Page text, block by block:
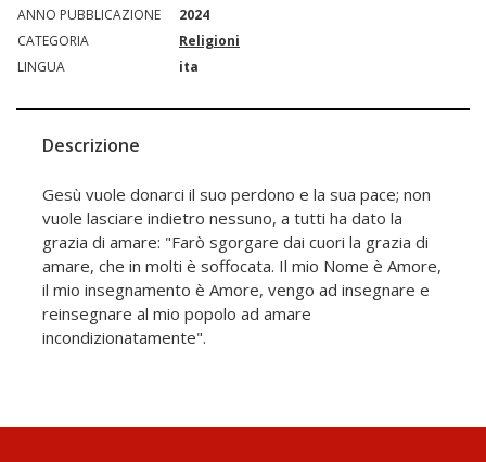
ANNO PUBBLICAZIONE
2024
CATEGORIA
Religioni
LINGUA
ita
Descrizione
Gesù vuole donarci il suo perdono e la sua pace; non
vuole lasciare indietro nessuno, a tutti ha dato la
grazia di amare: "Farò sgorgare dai cuori la grazia di
amare, che in molti è soffocata. Il mio Nome è Amore,
il mio insegnamento è Amore, vengo ad insegnare e
reinsegnare al mio popolo ad amare
incondizionatamente".